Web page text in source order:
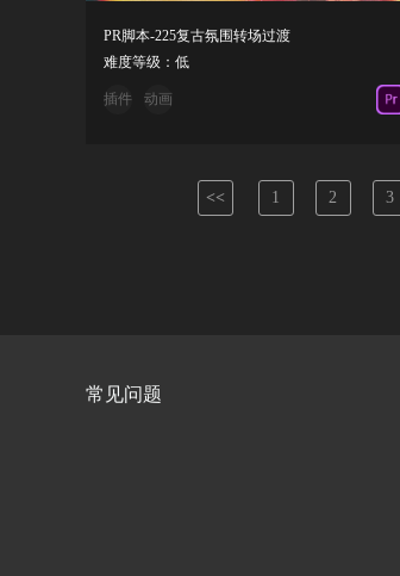
PR脚本-225复古氛围转场过渡
难度等级：低
插件 动画
<< 1 2 3
常见问题